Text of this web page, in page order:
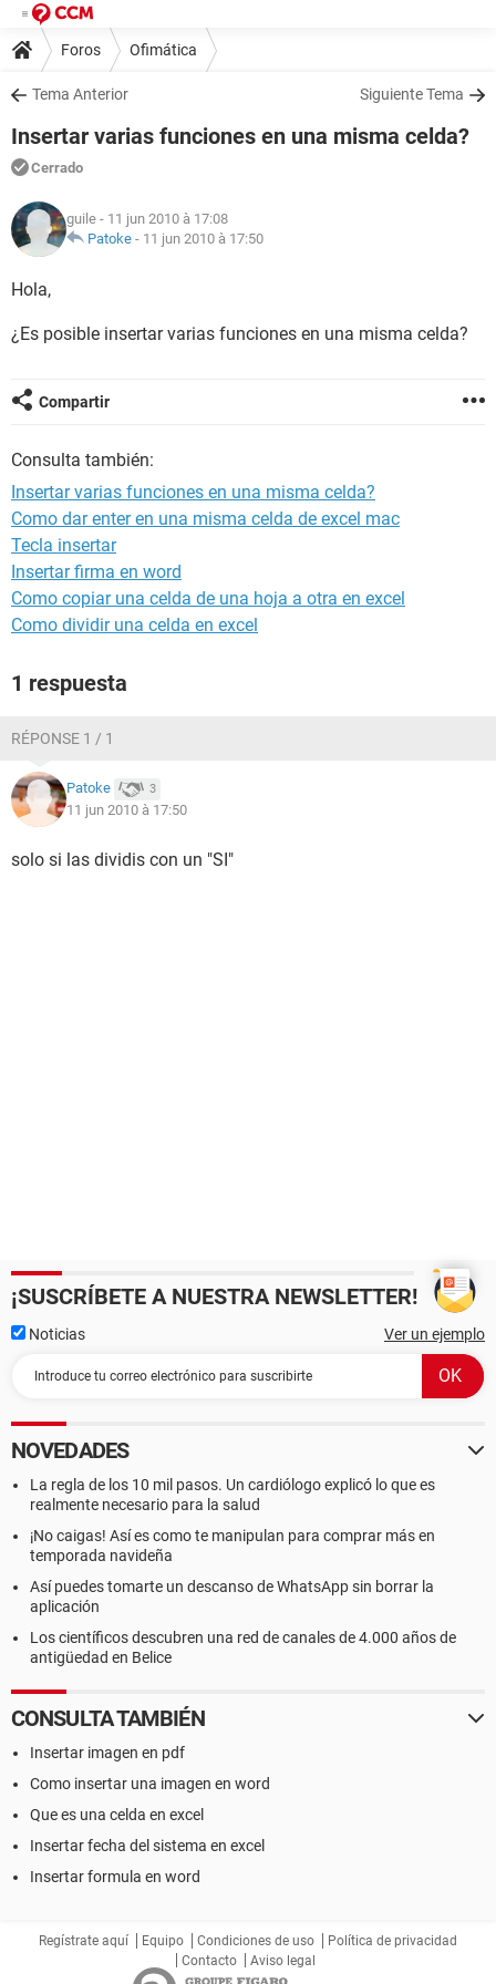
Foros Ofimática
Tema Anterior Siguiente Tema
Insertar varias funciones en una misma celda?
Cerrado
guile - 11 jun 2010 à 17:08
Patoke - 11 jun 2010 à 17:50
Hola,
¿Es posible insertar varias funciones en una misma celda?
Compartir
Consulta también:
Insertar varias funciones en una misma celda?
Como dar enter en una misma celda de excel mac
Tecla insertar
Insertar firma en word
Como copiar una celda de una hoja a otra en excel
Como dividir una celda en excel
1 respuesta
RÉPONSE 1 / 1
Patoke 3
11 jun 2010 à 17:50
solo si las dividis con un "SI"
¡SUSCRÍBETE A NUESTRA NEWSLETTER!
Noticias Ver un ejemplo
NOVEDADES
La regla de los 10 mil pasos. Un cardiólogo explicó lo que es
realmente necesario para la salud
¡No caigas! Así es como te manipulan para comprar más en
temporada navideña
Así puedes tomarte un descanso de WhatsApp sin borrar la
aplicación
Los científicos descubren una red de canales de 4.000 años de
antigüedad en Belice
CONSULTA TAMBIÉN
Insertar imagen en pdf
Como insertar una imagen en word
Que es una celda en excel
Insertar fecha del sistema en excel
Insertar formula en word
Regístrate aquí Equipo Condiciones de uso
Política de privacidad
Contacto
Aviso legal